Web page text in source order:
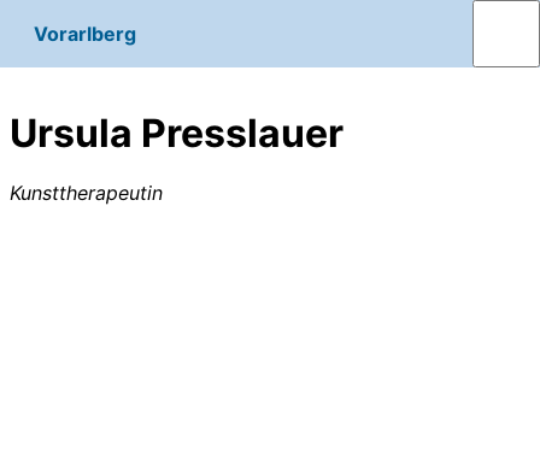
Vorarlberg
Ursula Presslauer
Kunsttherapeutin